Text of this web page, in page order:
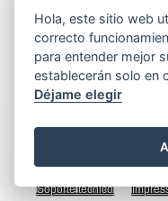
© 2017 -
Soporte técnico
Hola, este sitio web
correcto
para entender mejor
establecerán solo en
Déjame elegir